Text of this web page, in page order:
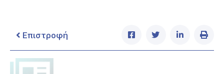
Επιστροφή